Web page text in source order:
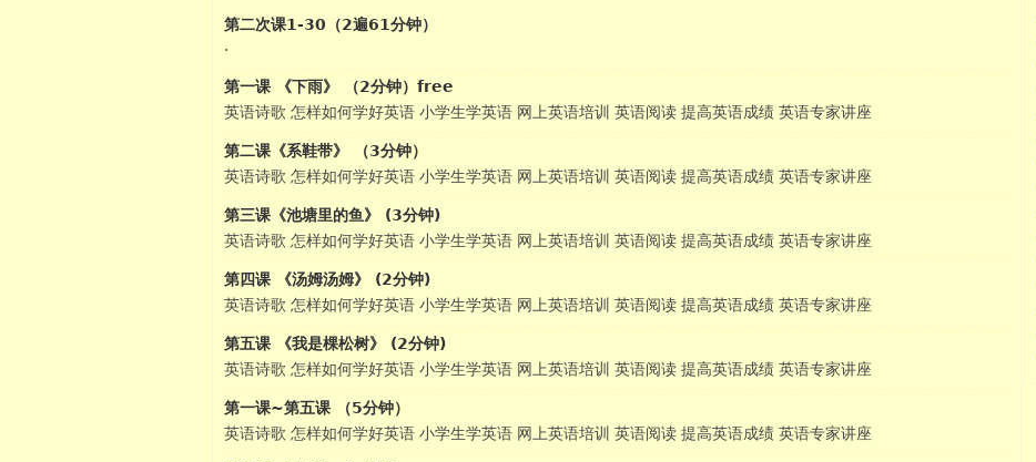
陈雷
英语
› › ›
第二次课1-30（2遍61分钟）
·
第一课 《下雨》 （2分钟）free
英语诗歌 怎样如何学好英语 小学生学英语 网上英语培训 英语阅读 提高英语成绩 英语专家讲座
第二课《系鞋带》 （3分钟）
英语诗歌 怎样如何学好英语 小学生学英语 网上英语培训 英语阅读 提高英语成绩 英语专家讲座
第三课《池塘里的鱼》 (3分钟)
英语诗歌 怎样如何学好英语 小学生学英语 网上英语培训 英语阅读 提高英语成绩 英语专家讲座
第四课 《汤姆汤姆》 (2分钟)
英语诗歌 怎样如何学好英语 小学生学英语 网上英语培训 英语阅读 提高英语成绩 英语专家讲座
第五课 《我是棵松树》 (2分钟)
英语诗歌 怎样如何学好英语 小学生学英语 网上英语培训 英语阅读 提高英语成绩 英语专家讲座
第一课~第五课 （5分钟）
英语诗歌 怎样如何学好英语 小学生学英语 网上英语培训 英语阅读 提高英语成绩 英语专家讲座